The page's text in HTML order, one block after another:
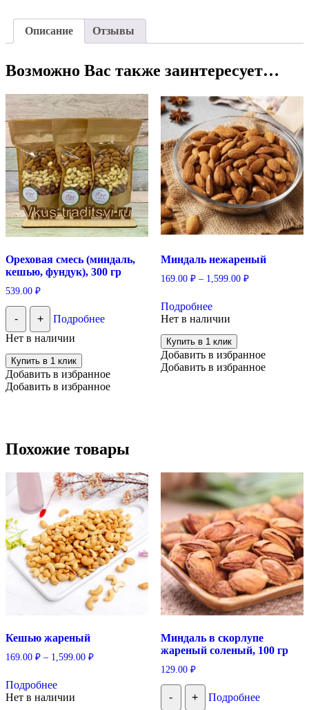
Описание Отзывы
Возможно Вас также заинтересует…
Ореховая смесь (миндаль,
кешью, фундук), 300 гр
539.00 ₽
- +
Подробнее
Нет в наличии
Купить в 1 клик
Добавить в избранное
Добавить в избранное
Миндаль нежареный
169.00 ₽– 1,599.00 ₽
Подробнеетовар
имеет
несколько
вариаций.
Опции
можно
Нет в наличии
Купить в 1 клик
Добавить в избранное
Добавить в избранное
Похожие товары
Кешью жареный
169.00 ₽ – 1,599.00 ₽
Подробнеетовар
имеет
Нет в наличии
Миндаль в скорлупе
жареный соленый, 100 гр
129.00 ₽
- +
Подробнее